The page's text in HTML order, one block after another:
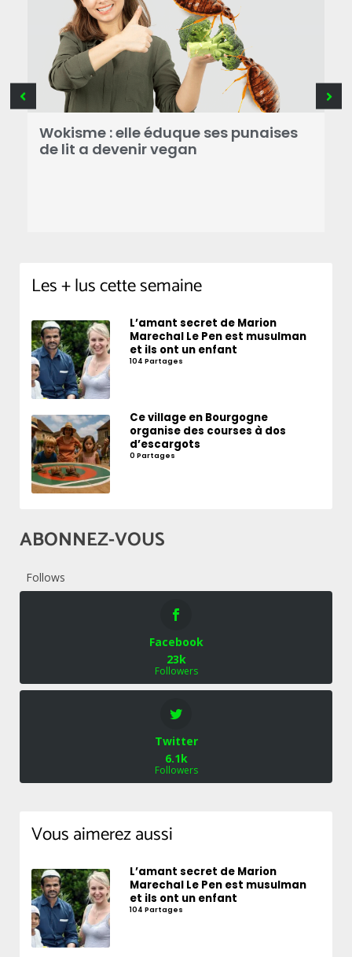
Wokisme : elle éduque ses punaises
de lit a devenir vegan
Les + lus cette semaine
L’amant secret de Marion
Marechal Le Pen est musulman
et ils ont un enfant
104 Partages
Ce village en Bourgogne
organise des courses à dos
d’escargots
0 Partages
ABONNEZ-VOUS
Follows
Facebook
23k
Followers
Twitter
6.1k
Followers
Vous aimerez aussi
L’amant secret de Marion
Marechal Le Pen est musulman
et ils ont un enfant
104 Partages